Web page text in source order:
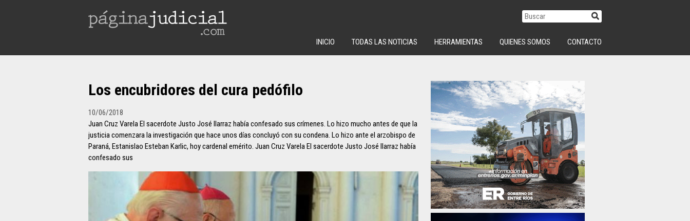
INICIO TODAS LAS NOTICIAS HERRAMIENTAS QUIENES SOMOS CONTACTO
Los encubridores del cura pedófilo
10/06/2018
Juan Cruz Varela El sacerdote Justo José Ilarraz había confesado sus crímenes. Lo hizo mucho antes de que la
justicia comenzara la investigación que hace unos días concluyó con su condena. Lo hizo ante el arzobispo de
Paraná, Estanislao Esteban Karlic, hoy cardenal emérito. Juan Cruz Varela El sacerdote Justo José Ilarraz había
confesado sus